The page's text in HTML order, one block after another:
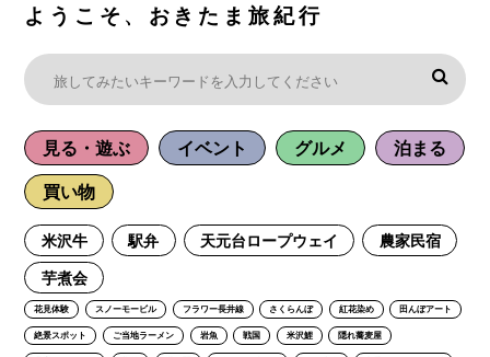
ようこそ、おきたま旅紀行
見る・遊ぶ イベント グルメ 泊まる
買い物
米沢牛 駅弁 天元台ロープウェイ 農家民宿
芋煮会
花見体験 スノーモービル フラワー長井線 さくらんぼ 紅花染め 田んぼアート
絶景スポット ご当地ラーメン 岩魚 戦国 米沢鯉 隠れ蕎麦屋